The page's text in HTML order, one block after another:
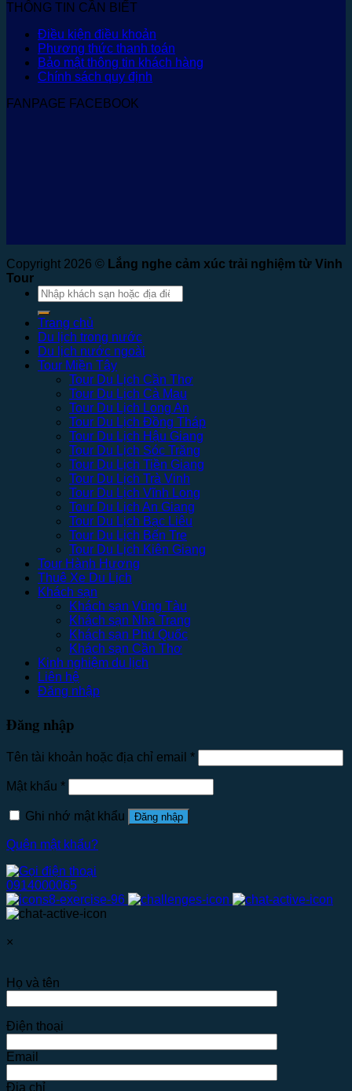
THÔNG TIN CẦN BIẾT
Điều kiện điều khoản
Phương thức thanh toán
Bảo mật thông tin khách hàng
Chính sách quy định
FANPAGE FACEBOOK
Copyright 2026 © Lắng nghe cảm xúc trải nghiệm từ Vinh
Tour
Tìm
kiếm:
Trang chủ
Du lịch trong nước
Du lịch nước ngoài
Tour Miền Tây
Tour Du Lịch Cần Thơ
Tour Du Lịch Cà Mau
Tour Du Lịch Long An
Tour Du Lịch Đồng Tháp
Tour Du Lịch Hậu Giang
Tour Du Lịch Sóc Trăng
Tour Du Lịch Tiền Giang
Tour Du Lịch Trà Vinh
Tour Du Lịch Vĩnh Long
Tour Du Lịch An Giang
Tour Du Lịch Bạc Liêu
Tour Du Lịch Bến Tre
Tour Du Lịch Kiên Giang
Tour Hành Hương
Thuê Xe Du Lịch
Khách sạn
Khách sạn Vũng Tàu
Khách sạn Nha Trang
Khách sạn Phú Quốc
Khách sạn Cần Thơ
Kinh nghiệm du lịch
Liên hệ
Đăng nhập
Đăng nhập
Tên tài khoản hoặc địa chỉ email *
Mật khẩu *
Ghi nhớ mật khẩu Đăng nhập
Quên mật khẩu?
0914000065
×
Họ và tên
Điện thoại
Email
Địa chỉ